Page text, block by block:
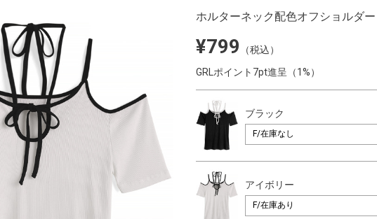
ホルターネック配色オフショルダ
¥799
（税込）
GRLポイント7pt進呈（1%）
ブラック
アイボリー